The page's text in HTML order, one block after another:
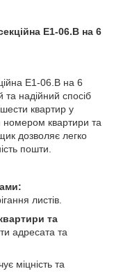
Е1-06.B на 6
Е1-06.B на 6
та надійний спосіб
квартир у
номером квартири та
дозволяє легко
пошти.
листів.
та
адресата та
міцність та